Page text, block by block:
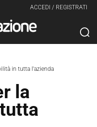
ACCEDI / REGISTRATI
in tutta l'azienda
la